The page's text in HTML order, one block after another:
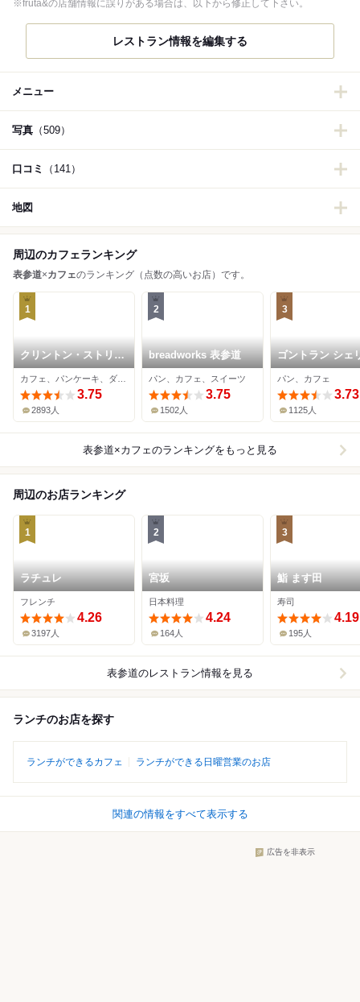
※fruta&の店舗情報に誤りがある場合は、以下から修正して下さい。
レストラン情報を編集する
メニュー
写真 （509）
口コミ （141）
地図
周辺のカフェランキング
表参道×カフェのランキング（点数の高いお店）です。
1
クリントン・ストリー
ト・ベイキング・カン
パニー 南青山店
3.75
2893人
2
breadworks 表参道
パン、カフェ、スイーツ
3.75
1502人
3
ゴントラン シェ
東京青山店
パン、カフェ
3.73
1125人
表参道×カフェのランキングをもっと見る
周辺のお店ランキング
1
ラチュレ
フレンチ
4.26
3197人
2
宮坂
日本料理
4.24
164人
3
鮨 ます田
寿司
4.19
195人
表参道のレストラン情報を見る
ランチのお店を探す
ランチができるカフェ ランチができる日曜営業のお店
関連の情報をすべて表示する
広告を非表示